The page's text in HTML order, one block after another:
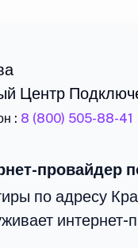
Центр
: 8 (800) 505-88-41
провайдер
по адресу
интернет-